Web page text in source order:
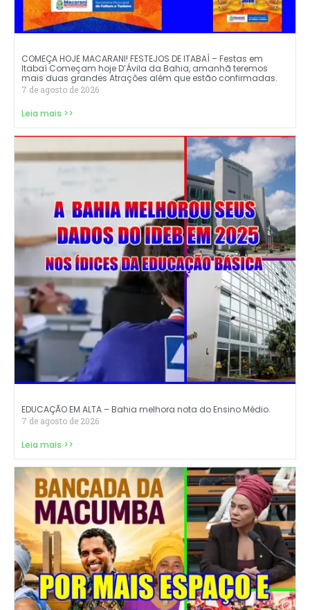
COMEÇA HOJE MACARANI! FESTEJOS DE ITABAÍ – Festas em
Itabaí Começam hoje D’Ávila da Bahia, amanhã teremos
mais duas grandes Atrações além que estão confirmadas.
7 de agosto de 2026
Leia mais >>
EDUCAÇÃO EM ALTA – Bahia melhora nota do Ensino Médio.
7 de agosto de 2026
Leia mais >>